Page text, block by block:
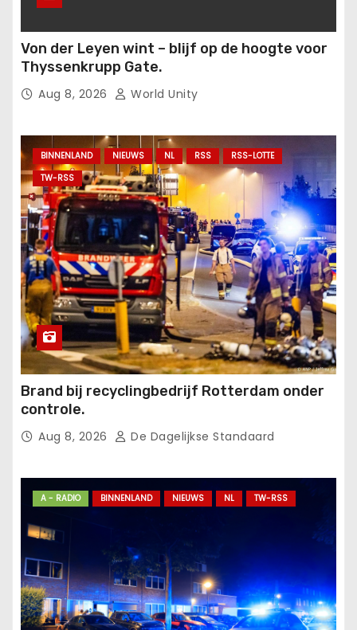
Von der Leyen wint – blijf op de hoogte voor
Thyssenkrupp Gate.
Aug 8, 2026 World Unity
BINNENLAND NIEUWS NL RSS
RSS-LOTTE
TW-RSS
Brand bij recyclingbedrijf Rotterdam onder
controle.
Aug 8, 2026 De Dagelijkse Standaard
A - RADIO BINNENLAND NIEUWS NL TW-RSS